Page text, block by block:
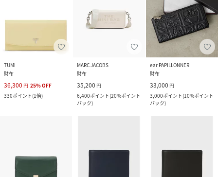
TUMI
財布
36,300 円 25%OFF
330ポイント(1倍)
MARC JACOBS
財布
35,200 円
6,400ポイント(20%ポイント
バック)
ear PAPILLONNER
財布
33,000 円
3,000ポイント(10%ポイント
バック)